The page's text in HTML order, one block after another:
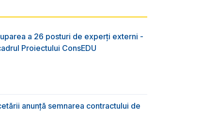
a 26 posturi de experți externi -
Proiectului ConsEDU
anunță semnarea contractului de